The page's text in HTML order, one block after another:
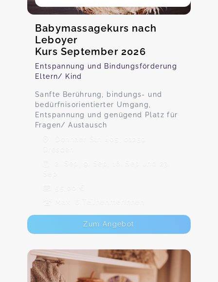
Babymassagekurs nach
Leboyer
Kurs September 2026
Entspannung und Bindungsförderung
Eltern/ Kind
Sanfte Berührung, bindungs- und
bedürfnisorientierter Umgang,
Entspannung und genügend Platz für
Fragen/ Austausch
Dohnaer Str. 405, 01259
Dresden
2. Sep, 9. Sep, 16. Sep und 23.
Sep
55,00 €
Max. 6 TeilnehmerInnen
Zum Angebot